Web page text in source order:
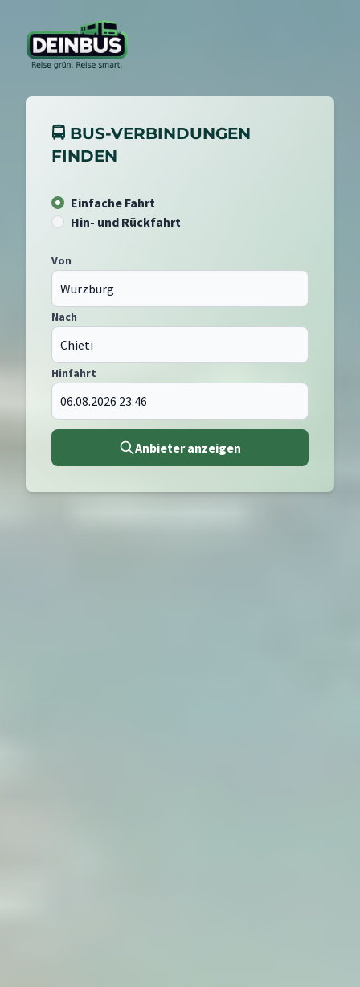
🚍 BUS-VERBINDUNGEN
FINDEN
Einfache Fahrt
Hin- und Rückfahrt
Von
Nach
Hinfahrt
Anbieter anzeigen